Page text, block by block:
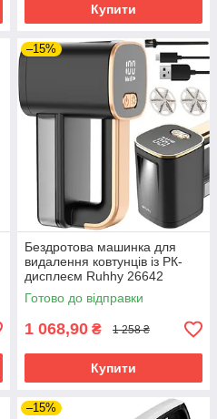
Купити
–15%
Бездротова машинка для
видалення ковтунців із РК-
дисплеєм Ruhhy 26642
Готово до відправки
1 068,90 ₴ 1 258 ₴
Купити
–15%